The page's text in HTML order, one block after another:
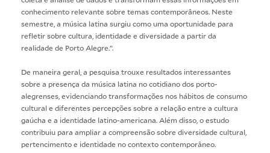
conhecimento relevante sobre temas contemporâneos. Neste
semestre, a música latina surgiu como uma oportunidade para
refletir sobre cultura, identidade e diversidade a partir da
realidade de Porto Alegre.”.
De maneira geral, a pesquisa trouxe resultados interessantes
sobre a presença da música latina no cotidiano dos porto-
alegrenses, evidenciando transformações nos hábitos de consumo
cultural e diferentes percepções sobre a relação entre a cultura
gaúcha e a identidade latino-americana. Além disso, o estudo
contribuiu para ampliar a compreensão sobre diversidade cultural,
pertencimento e identidade no contexto contemporâneo.